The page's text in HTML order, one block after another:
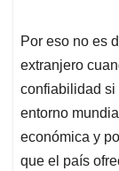
Por eso no es
extranjero
confiabilidad
entorno
económica y
que el país